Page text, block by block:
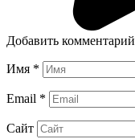
Добавить комментарий
Имя *
Email *
Сайт